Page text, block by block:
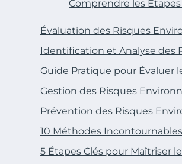
Comprendre les Étapes
Évaluation des Risques
Identification et Analyse des
Guide Pratique pour Évaluer
Gestion des Risques
Prévention des Risques
10 Méthodes
5 Étapes Clés pour Maîtriser